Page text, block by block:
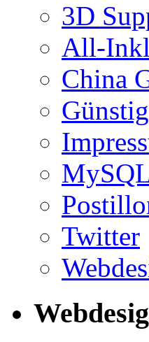
3D
All-
China
Twitter